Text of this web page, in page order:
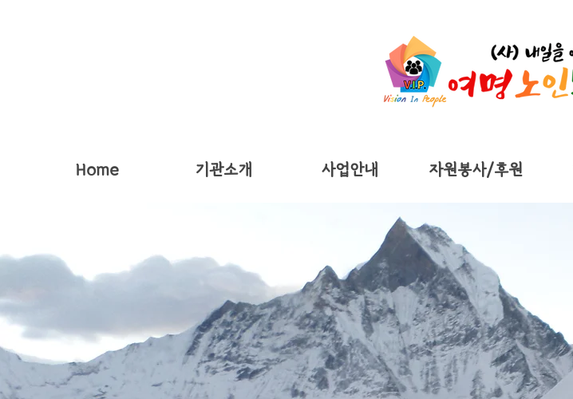
Home 기관소개 사업안내 자원봉사/후원